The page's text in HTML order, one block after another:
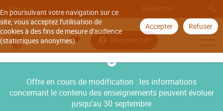
En poursuivant votre navigation sur ce
site, vous acceptez l'utilisation de
cookies à des fins de mesure d'audience
(statistiques anonymes).
Accepter Refuser
Aller à
Se connecter
Offre en cours de modification : les informations
concernant le contenu des enseignements peuvent évoluer
jusqu’au 30 septembre